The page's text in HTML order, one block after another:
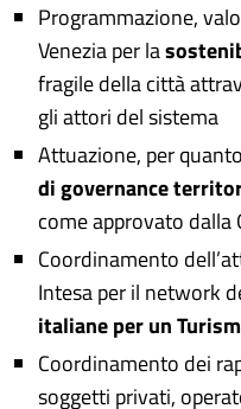
Programmazione,
Venezia per la
fragile della città
gli attori del sistema
Attuazione, per
di governance
come approvato dalla
Coordinamento
Intesa per il network
italiane per un
Coordinamento dei
soggetti privati,